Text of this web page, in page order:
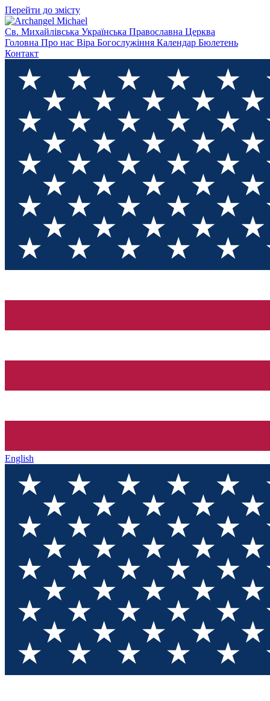
Перейти до змісту
Св. Михайлівська Українська Православна Церква
Головна Про нас Віра Богослужіння Календар Бюлетень
Контакт
English